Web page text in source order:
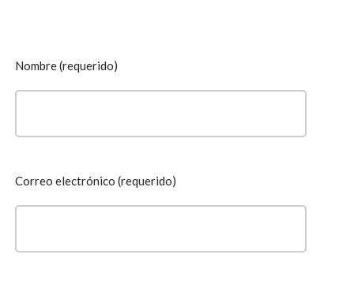
Nombre (requerido)
Correo electrónico (requerido)